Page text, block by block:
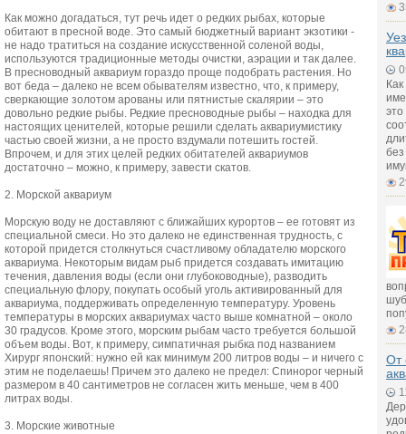
Как можно догадаться, тут речь идет о редких рыбах, которые
обитают в пресной воде. Это самый бюджетный вариант экзотики -
не надо тратиться на создание искусственной соленой воды,
используются традиционные методы очистки, аэрации и так далее.
В пресноводный аквариум гораздо проще подобрать растения. Но
вот беда – далеко не всем обывателям известно, что, к примеру,
сверкающие золотом арованы или пятнистые скалярии – это
довольно редкие рыбы. Редкие пресноводные рыбы – находка для
настоящих ценителей, которые решили сделать аквариумистику
частью своей жизни, а не просто вздумали потешить гостей.
Впрочем, и для этих целей редких обитателей аквариумов
достаточно – можно, к примеру, завести скатов.
2. Морской аквариум
Морскую воду не доставляют с ближайших курортов – ее готовят из
специальной смеси. Но это далеко не единственная трудность, с
которой придется столкнуться счастливому обладателю морского
аквариума. Некоторым видам рыб придется создавать имитацию
течения, давления воды (если они глубоководные), разводить
специальную флору, покупать особый уголь активированный для
аквариума, поддерживать определенную температуру. Уровень
температуры в морских аквариумах часто выше комнатной – около
30 градусов. Кроме этого, морским рыбам часто требуется большой
объем воды. Вот, к примеру, симпатичная рыбка под названием
Хирург японский: нужно ей как минимум 200 литров воды – и ничего с
этим не поделаешь! Причем это далеко не предел: Спинорог черный
размером в 40 сантиметров не согласен жить меньше, чем в 400
литрах воды.
3. Морские животные
От